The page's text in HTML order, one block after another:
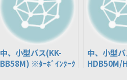
中、小型バス(KK-
BB58M) ※ﾀｰﾎﾞｲﾝﾀｰｸ
中、小型
HDB50M/